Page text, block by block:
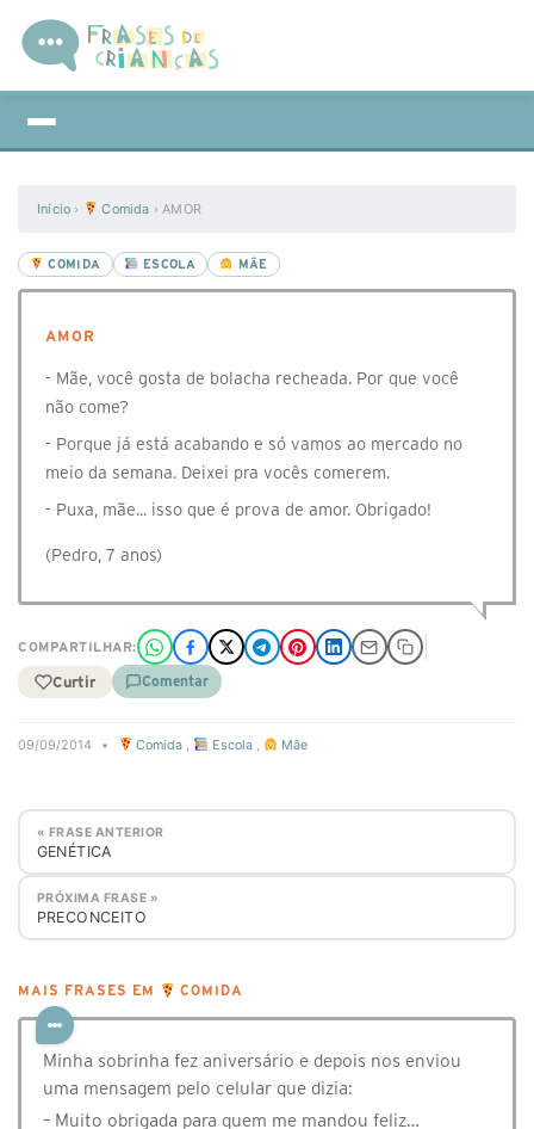
Início › Comida ›AMOR
COMIDA ESCOLA MÃE
AMOR
- Mãe, você gosta de bolacha recheada. Por que você
não come?
- Porque já está acabando e só vamos ao mercado no
meio da semana. Deixei pra vocês comerem.
- Puxa, mãe... isso que é prova de amor. Obrigado!
(Pedro, 7 anos)
COMPARTILHAR:
Curtir Comentar
09/09/2014 • Comida , Escola, Mãe
« FRASE ANTERIOR
GENÉTICA
PRÓXIMA FRASE »
PRECONCEITO
MAIS FRASES EM COMIDA
Minha sobrinha fez aniversário e depois nos enviou
uma mensagem pelo celular que dizia:
– Muito obrigada para quem me mandou feliz…